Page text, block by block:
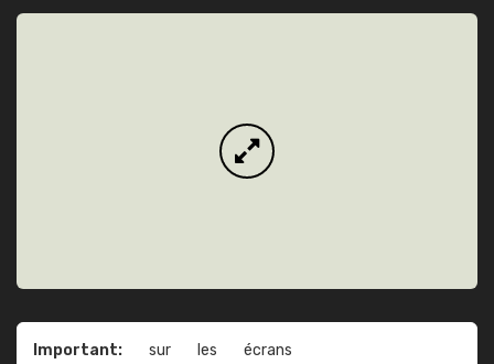
Important: sur les écrans